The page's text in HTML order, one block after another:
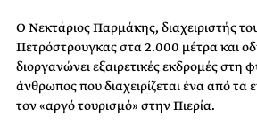
Ο Νεκτάριος Παρμάκης, διαχειριστής
Πετρόστρουγκας στα 2.000 μέτρα και
διοργανώνει εξαιρετικές εκδρομές στη
άνθρωπος που διαχειρίζεται ένα από τα
τον «αργό τουρισμό» στην Πιερία.